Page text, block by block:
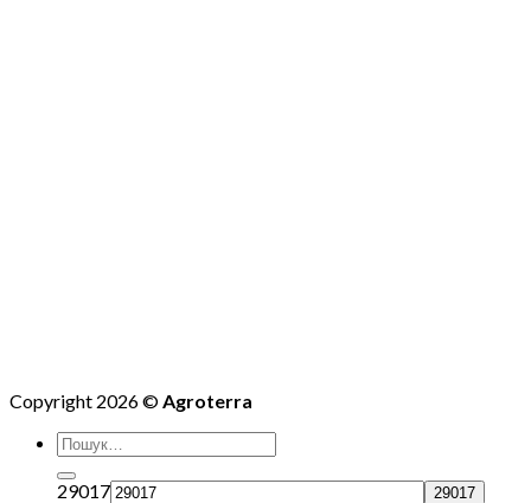
Copyright 2026 © Agroterra
29017